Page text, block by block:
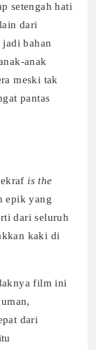
setengah hati
dari
bahan
anak
meski tak
pantas
is the
epik yang
dari seluruh
kaki di
film ini
dari